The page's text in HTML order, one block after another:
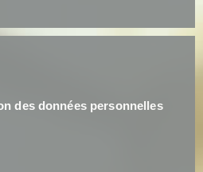
des données personnelles